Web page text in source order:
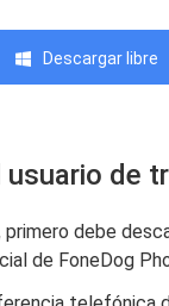
Descargar libre
usuario de
primero debe
de FoneDog